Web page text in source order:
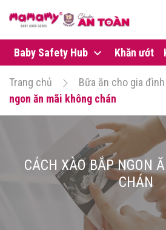
Baby Safety Hub Khăn ướt
Trang chủ Bữa ăn cho gia đình
ngon ăn mãi không chán
CÁCH XÀO BẮP NGON
CHÁN